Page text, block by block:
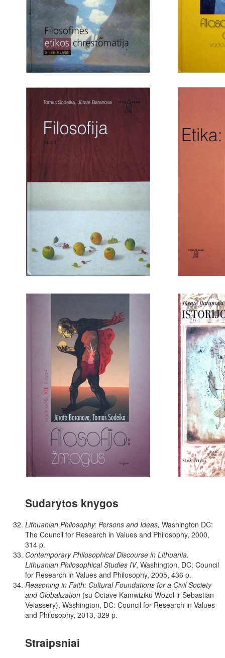
Sudarytos knygos
Lithuanian Philosophy: Persons and Ideas, Washington DC:
The Council for Research in Values and Philosophy, 2000,
314 p.
Contemporary Philosophical Discourse in Lithuania.
Lithuanian Philosophical Studies IV, Washington, DC: Council
for Research in Values and Philosophy, 2005, 436 p.
Reasoning in Faith: Cultural Foundations for a Civil Society
and Globalization (su Octave Kamwiziku Wozol ir Sebastian
Velassery), Washington, DC: Council for Research in Values
and Philosophy, 2013, 329 p.
Straipsniai